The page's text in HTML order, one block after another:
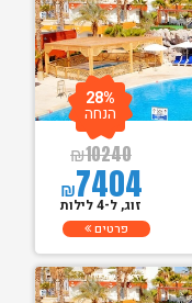
₪10240
₪7404
28%
הנחה
זוג, ל-4 לילות
פרטים